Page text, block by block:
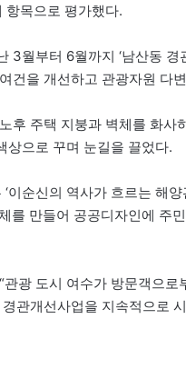
항목으로 평가했다.
3월부터 6월까지 ‘남산동 경
건을 개선하고 관광자원 다
후 주택 지붕과 벽체를 화사
상으로 꾸며 눈길을 끌었다.
‘이순신의 역사가 흐르는 해
를 만들어 공공디자인에 주
관광 도시 여수가 방문객으로
관개선사업을 지속적으로